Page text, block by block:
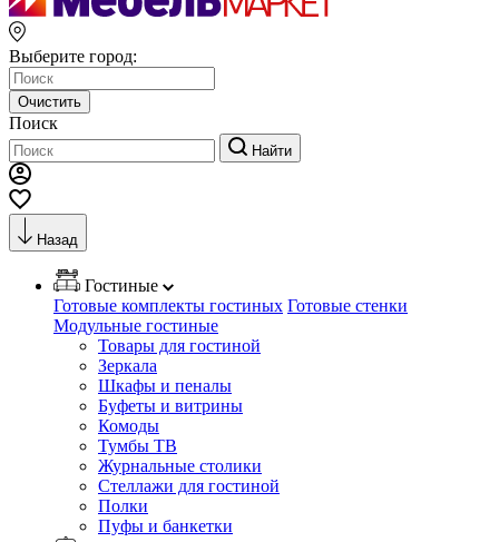
Выберите город:
Очистить
Поиск
Найти
Назад
Гостиные
Готовые комплекты гостиных Готовые стенки
Модульные гостиные
Товары для гостиной
Зеркала
Шкафы и пеналы
Буфеты и витрины
Комоды
Тумбы ТВ
Журнальные столики
Стеллажи для гостиной
Полки
Пуфы и банкетки